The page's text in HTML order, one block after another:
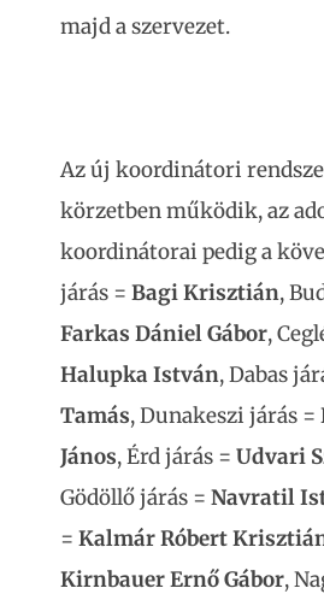
majd a szervezet.
Az új koordinátori
körzetben működik, az
koordinátorai pedig a
járás = Bagi Krisztián,
Farkas Dániel Gábor,
Halupka István, Dabas
Tamás, Dunakeszi járás =
János, Érd járás = Udvari
Gödöllő járás = Navratil
= Kalmár Róbert
Kirnbauer Ernő Gábor,